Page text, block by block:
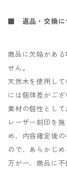
■ 返品・交換に
商品に欠陥があ
せん。
天然木を使用し
には個体差がござ
素材の個性として
レーザー刻印を
め、内容確定後
ので、あらかじめ
万が一、商品に